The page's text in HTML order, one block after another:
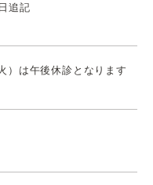
追記
）は午後休診となります